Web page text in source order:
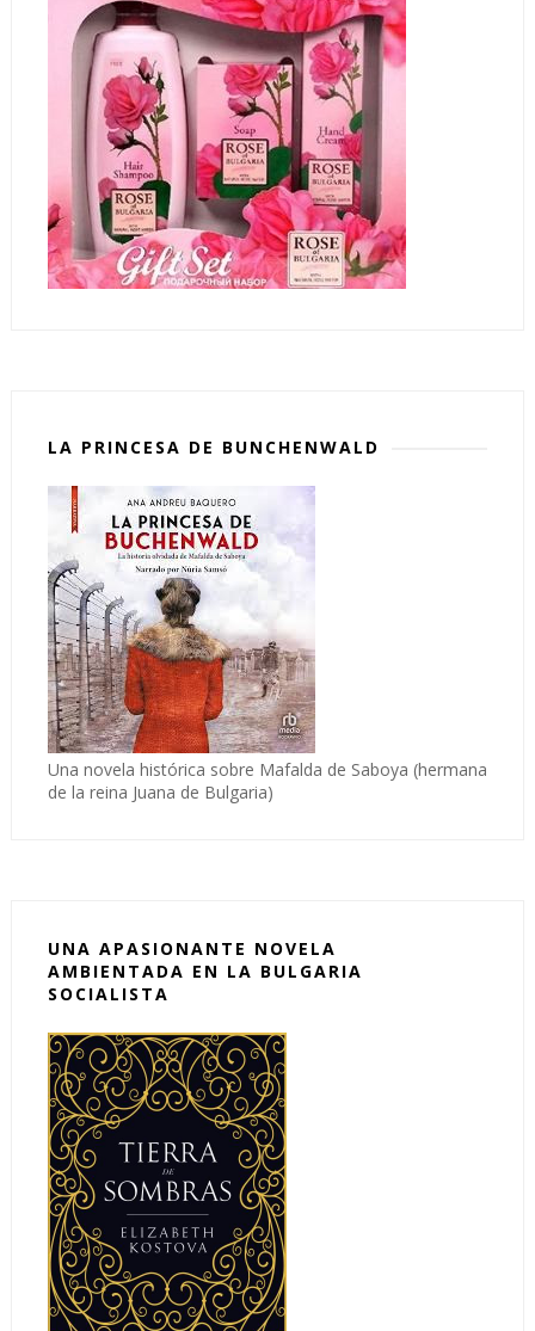
LA PRINCESA DE BUNCHENWALD
Una novela histórica sobre Mafalda de Saboya (hermana
de la reina Juana de Bulgaria)
UNA APASIONANTE NOVELA
AMBIENTADA EN LA BULGARIA
SOCIALISTA